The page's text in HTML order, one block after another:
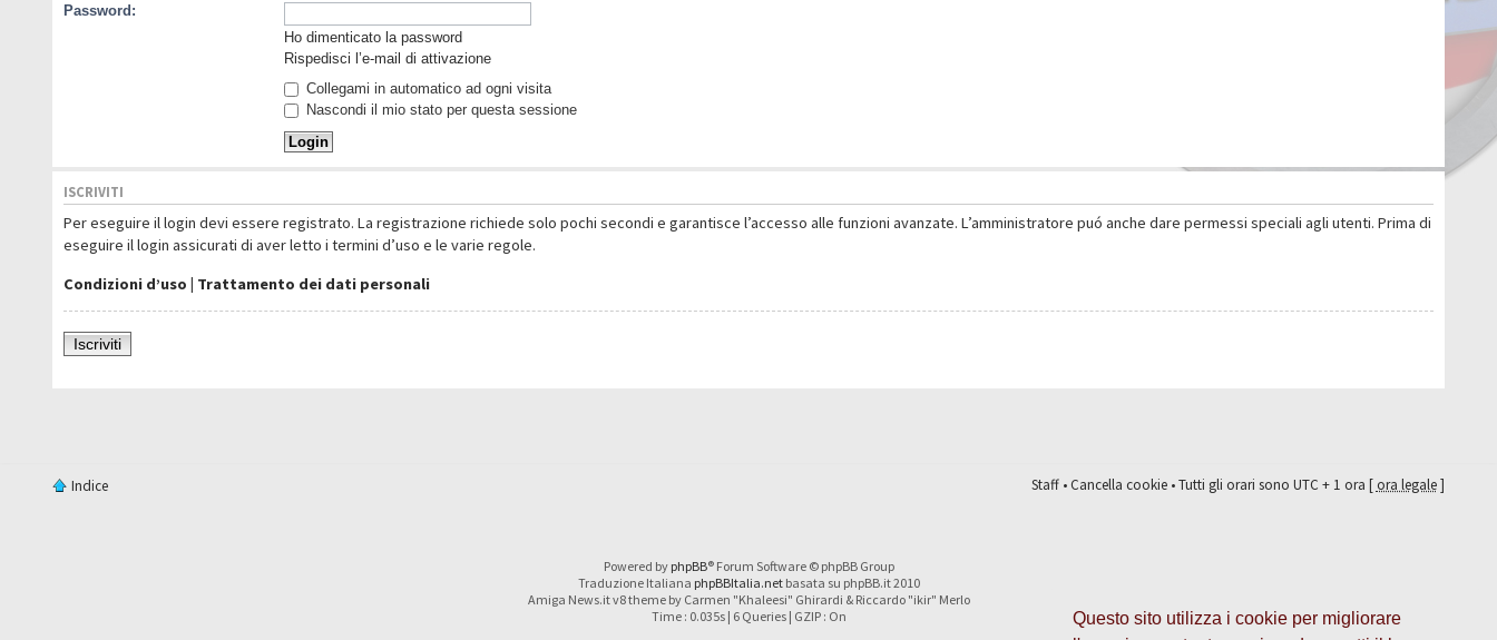
Questo sito utilizza i cookie per migliorare
Password:
Ho dimenticato la password
Rispedisci l’e-mail di attivazione
Collegami in automatico ad ogni visita
Nascondi il mio stato per questa sessione
ISCRIVITI
Per eseguire il login devi essere registrato. La registrazione richiede solo pochi secondi e garantisce l’accesso alle funzioni avanzate. L’amministratore puó anche dare permessi speciali agli utenti. Prima di
eseguire il login assicurati di aver letto i termini d’uso e le varie regole.
Condizioni d’uso | Trattamento dei dati personali
Iscriviti
Indice Staff•Cancella cookie• Tutti gli orari sono UTC + 1 ora [ora legale]
Powered by phpBB® Forum Software © phpBB Group
Traduzione Italiana phpBBItalia.netbasata su phpBB.it 2010
Amiga News.it v8 theme by Carmen "Khaleesi" Ghirardi & Riccardo "ikir" Merlo
Time : 0.035s | 6 Queries | GZIP : On